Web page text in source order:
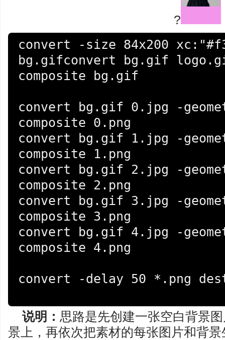
?
convert -size 84x200
bg.gifconvert bg.gif
composite bg.gif
convert bg.gif 0.jpg -
composite 0.png
convert bg.gif 1.jpg -
composite 1.png
convert bg.gif 2.jpg -
composite 2.png
convert bg.gif 3.jpg -
composite 3.png
convert bg.gif 4.jpg -
composite 4.png
convert -delay 50 *.png
说明： 思路是先创建一张空白背景
景上，再依次把素材的每张图片和背